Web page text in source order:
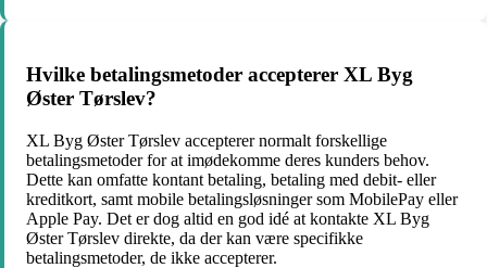
Hvilke betalingsmetoder accepterer XL Byg
Øster Tørslev?
XL Byg Øster Tørslev accepterer normalt forskellige
betalingsmetoder for at imødekomme deres kunders behov.
Dette kan omfatte kontant betaling, betaling med debit- eller
kreditkort, samt mobile betalingsløsninger som MobilePay eller
Apple Pay. Det er dog altid en god idé at kontakte XL Byg
Øster Tørslev direkte, da der kan være specifikke
betalingsmetoder, de ikke accepterer.